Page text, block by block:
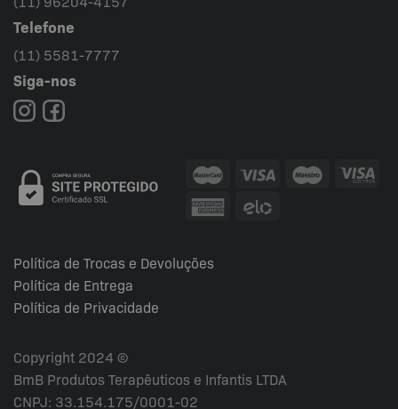
Telefone
(11) 5581-7777
Siga-nos
Política de Trocas e Devoluções
Política de Entrega
Política de Privacidade
Copyright 2024 ©
BmB Produtos Terapêuticos e Infantis LTDA
CNPJ: 33.154.175/0001-02